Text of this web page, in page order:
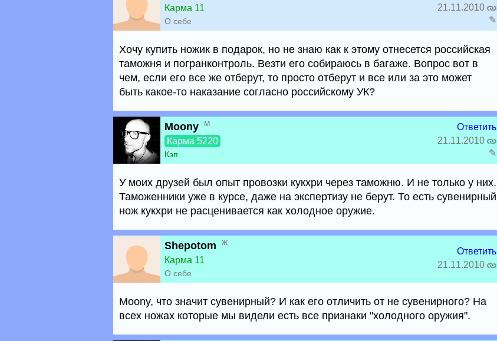
Карма 11
О себе
21.11.2010
✎
Хочу купить ножик в подарок, но не знаю как к этому отнесется российская
таможня и погранконтроль. Везти его собираюсь в багаже. Вопрос вот в
чем, если его все же отберут, то просто отберут и все или за это может
быть какое-то наказание согласно российскому УК?
Moony м
Карма 5220
Кэп
Ответить
21.11.2010
✎
У моих друзей был опыт провозки кукхри через таможню. И не только у них.
Таможенники уже в курсе, даже на экспертизу не берут. То есть сувенирный
нож кукхри не расценивается как холодное оружие.
Shepotom ж
Карма 11
О себе
Ответить
21.11.2010
Moony, что значит сувенирный? И как его отличить от не сувенирного? На
всех ножах которые мы видели есть все признаки "холодного оружия".